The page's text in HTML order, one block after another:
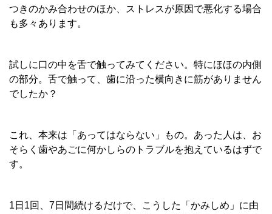
つきのかみ合わせのほか、ストレスが原因で悪化する場合
も多々あります。
試しに口の中を舌で触ってみてください。特にほほの内側
の部分。舌で触って、歯に沿った横向きに筋がありません
でしたか？
これ、本来は「あってはならない」もの。あった人は、お
そらく歯やあごに何かしらのトラブルを抱えているはずで
す。
1日1回、7日間続けるだけで、こうした「かみしめ」に由